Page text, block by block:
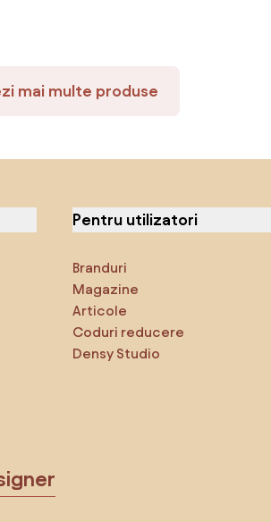
mai multe produse
Pentru utilizatori
Branduri
Magazine
Articole
Coduri reducere
Densy Studio